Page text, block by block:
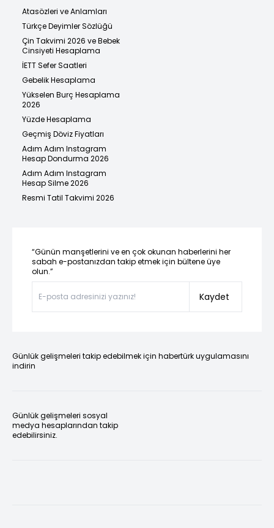
Atasözleri ve Anlamları
Türkçe Deyimler Sözlüğü
Çin Takvimi 2026 ve Bebek
Cinsiyeti Hesaplama
İETT Sefer Saatleri
Gebelik Hesaplama
Yükselen Burç Hesaplama
2026
Yüzde Hesaplama
Geçmiş Döviz Fiyatları
Adım Adım Instagram
Hesap Dondurma 2026
Adım Adım Instagram
Hesap Silme 2026
Resmi Tatil Takvimi 2026
“Günün manşetlerini ve en çok okunan haberlerini her
sabah e-postanızdan takip etmek için bültene üye
olun.”
Kaydet
Günlük gelişmeleri takip edebilmek için habertürk uygulamasını
indirin
Günlük gelişmeleri sosyal
medya hesaplarından takip
edebilirsiniz.